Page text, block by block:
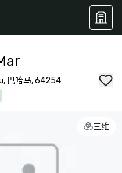
巴哈马, 64254
三维